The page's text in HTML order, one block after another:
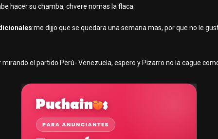
hacer su chamba, chvere nomas la flaca
:me dijjo que se quedara una semana mas, por que no le
el partido Perú- Venezuela, espero y Pizarro no la cague